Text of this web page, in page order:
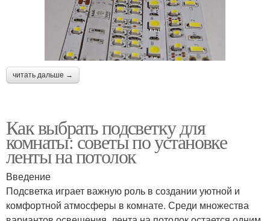
читать дальше →
Как выбрать подсветку для
комнаты: советы по установке
ленты на потолок
Введение
Подсветка играет важную роль в создании уютной и
комфортной атмосферы в комнате. Среди множества